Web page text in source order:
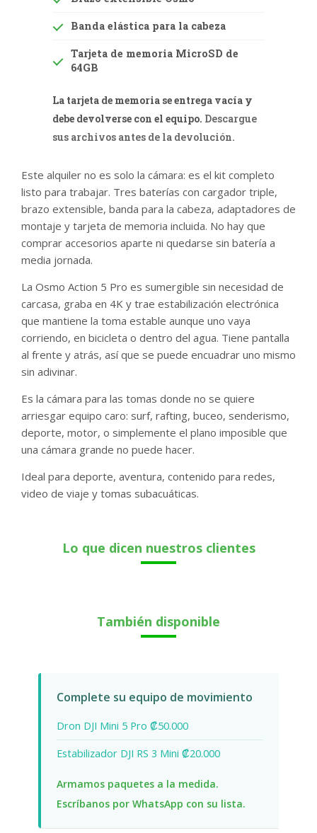
Banda elástica para la cabeza
Tarjeta de memoria MicroSD de
64GB
La tarjeta de memoria se entrega vacía y
debe devolverse con el equipo. Descargue
sus archivos antes de la devolución.
Este alquiler no es solo la cámara: es el kit completo
listo para trabajar. Tres baterías con cargador triple,
brazo extensible, banda para la cabeza, adaptadores de
montaje y tarjeta de memoria incluida. No hay que
comprar accesorios aparte ni quedarse sin batería a
media jornada.
La Osmo Action 5 Pro es sumergible sin necesidad de
carcasa, graba en 4K y trae estabilización electrónica
que mantiene la toma estable aunque uno vaya
corriendo, en bicicleta o dentro del agua. Tiene pantalla
al frente y atrás, así que se puede encuadrar uno mismo
sin adivinar.
Es la cámara para las tomas donde no se quiere
arriesgar equipo caro: surf, rafting, buceo, senderismo,
deporte, motor, o simplemente el plano imposible que
una cámara grande no puede hacer.
Ideal para deporte, aventura, contenido para redes,
video de viaje y tomas subacuáticas.
Lo que dicen nuestros clientes
También disponible
Complete su equipo de movimiento
Dron DJI Mini 5 Pro ₡50.000
Estabilizador DJI RS 3 Mini ₡20.000
Armamos paquetes a la medida.
Escríbanos por WhatsApp con su lista.